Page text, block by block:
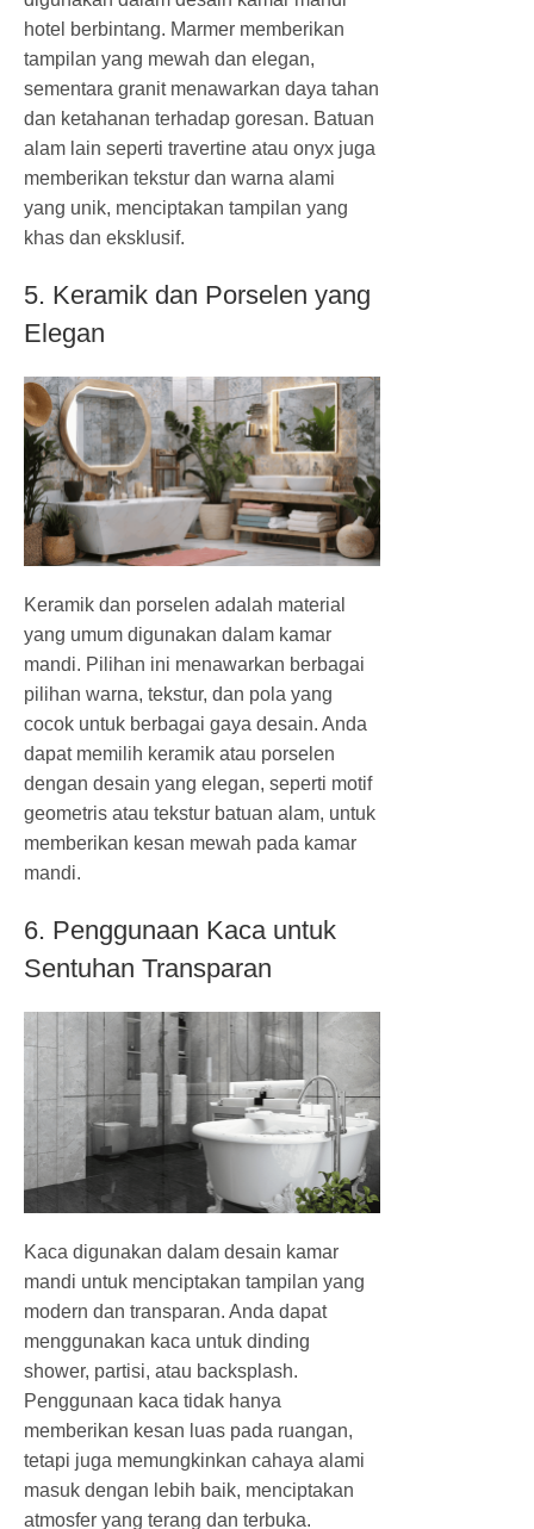
hotel berbintang. Marmer memberikan
tampilan yang mewah dan elegan,
sementara granit menawarkan daya tahan
dan ketahanan terhadap goresan. Batuan
alam lain seperti travertine atau onyx juga
memberikan tekstur dan warna alami
yang unik, menciptakan tampilan yang
khas dan eksklusif.
5. Keramik dan Porselen yang
Elegan
Keramik dan porselen adalah material
yang umum digunakan dalam kamar
mandi. Pilihan ini menawarkan berbagai
pilihan warna, tekstur, dan pola yang
cocok untuk berbagai gaya desain. Anda
dapat memilih keramik atau porselen
dengan desain yang elegan, seperti motif
geometris atau tekstur batuan alam, untuk
memberikan kesan mewah pada kamar
mandi.
6. Penggunaan Kaca untuk
Sentuhan Transparan
Kaca digunakan dalam desain kamar
mandi untuk menciptakan tampilan yang
modern dan transparan. Anda dapat
menggunakan kaca untuk dinding
shower, partisi, atau backsplash.
Penggunaan kaca tidak hanya
memberikan kesan luas pada ruangan,
tetapi juga memungkinkan cahaya alami
masuk dengan lebih baik, menciptakan
atmosfer yang terang dan terbuka.